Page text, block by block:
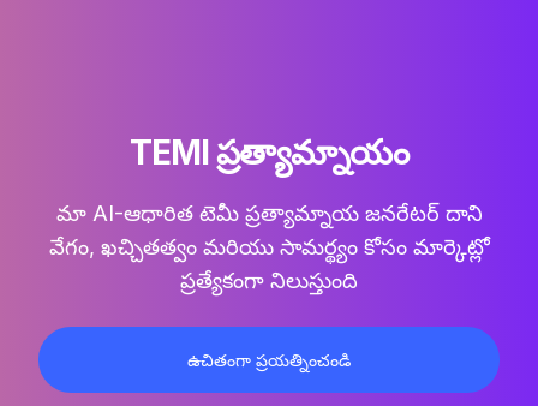
TEMI ప్రత్యామ్నాయం
మా AI-ఆధారిత టెమీ ప్రత్యామ్నాయ జనరేటర్ దాని
వేగం, ఖచ్చితత్వం మరియు సామర్థ్యం కోసం మార్కెట్లో
ప్రత్యేకంగా నిలుస్తుంది
ఉచితంగా ప్రయత్నించండి